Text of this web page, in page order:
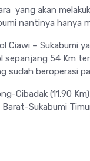
yang akan
nantinya hanya
Ciawi – Sukabumi
sepanjang 54 Km
sudah beroperasi
Cibadak (11,90
Sukabumi